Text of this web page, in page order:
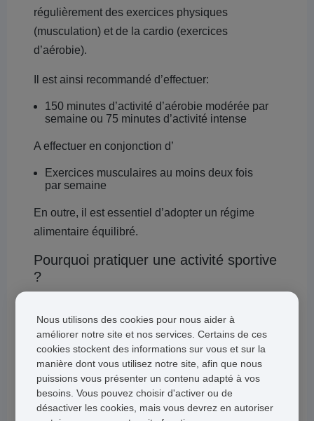
régulièrement des exercices physiques
(musculation) et de la cardio (exercices
d’aérobie).
Il est ainsi recommandé d’effectuer:
150 minutes d’activité d’aérobie modérée par
semaine ou 75 minutes d’activité intense
A effectuer en conjonction d’
Exercices musculaires au moins deux fois
par semaine
En outre, il est essentiel d’adopter un régime
alimentaire équilibré.
Pourquoi pratiquer une activité sportive
?
de nombreux bénéfices pour la santé.
Réduit le risque de développer des maladies
graves comme une maladie cardiaque, un
diabète de type 2 ou certains cancers
Il est aussi prouvé que le sport favorise le
bien-être mental. L’état de votre corps peut
affecter votre esprit, tout comme le stress ou
Nous utilisons des cookies pour nous aider à
améliorer notre site et nos services. Certains de ces
cookies stockent des informations sur vous et sur la
manière dont vous utilisez notre site, afin que nous
puissions vous présenter un contenu adapté à vos
besoins. Vous pouvez choisir d'activer ou de
désactiver les cookies, mais vous devrez en autoriser